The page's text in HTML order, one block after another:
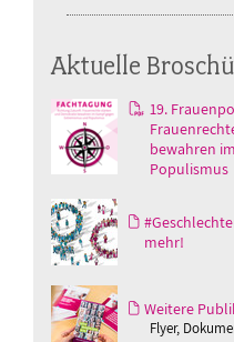
Aktuelle
19.
bewahren
Populismus
mehr!
Weitere
Flyer,